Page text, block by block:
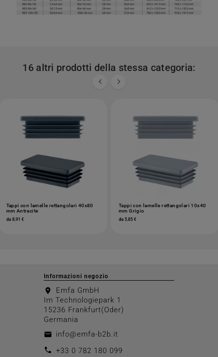
16 altri prodotti della stessa categoria:
 
Tappi con lamelle rettangolari 40x80
mm Antracite
da 8,91 €
Tappi con lamelle rettangolari 10x40
mm Grigio
da 5,85 €
Informazioni negozio
location_on
Emfa GmbH
Im Technologiepark 1
15236 Frankfurt(Oder)
Germania
email info@emfa-b2b.it
call +33 0 782 180 099